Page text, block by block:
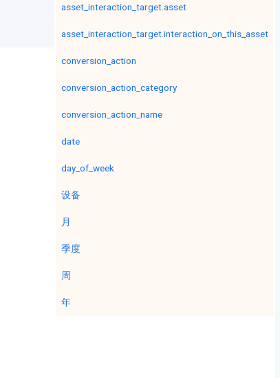
asset_interaction_target.asset
asset_interaction_target.interaction_on_this_asset
conversion_action
conversion_action_category
conversion_action_name
date
day_of_week
设备
月
季度
周
年